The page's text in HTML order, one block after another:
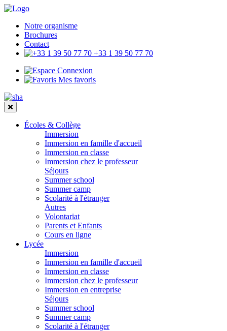
Notre organisme
Brochures
Contact
+33 1 39 50 77 70
Connexion
Mes favoris
Écoles & Collège
Immersion
Immersion en famille d'accueil
Immersion en classe
Immersion chez le professeur
Séjours
Summer school
Summer camp
Scolarité à l'étranger
Autres
Volontariat
Parents et Enfants
Cours en ligne
Lycée
Immersion
Immersion en famille d'accueil
Immersion en classe
Immersion chez le professeur
Immersion en entreprise
Séjours
Summer school
Summer camp
Scolarité à l'étranger